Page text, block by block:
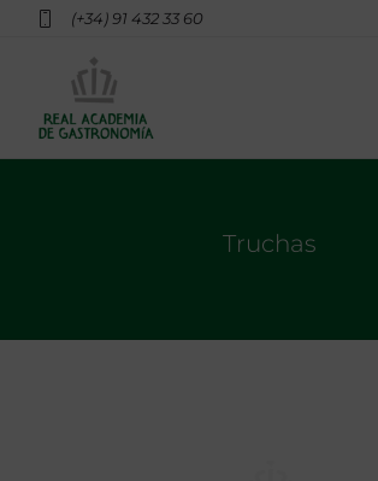
(+34) 91 432 33 60
Truchas